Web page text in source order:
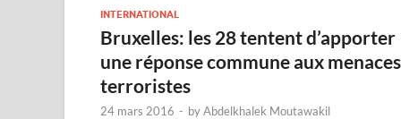
INTERNATIONAL
Bruxelles: les 28 tentent d’apporter
une réponse commune aux menaces
terroristes
24 mars 2016 - byAbdelkhalek Moutawakil